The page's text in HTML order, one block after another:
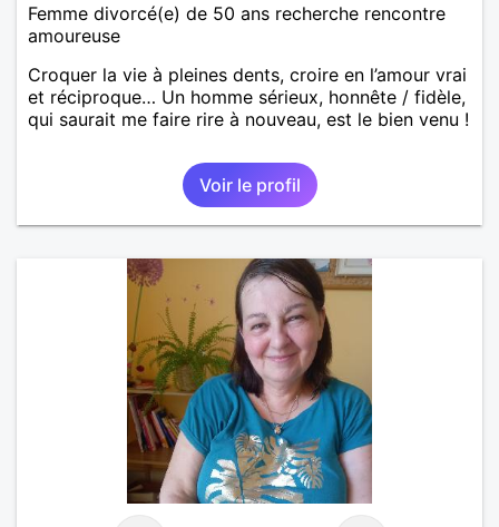
Femme divorcé(e) de 50 ans recherche rencontre
amoureuse
Croquer la vie à pleines dents, croire en l’amour vrai
et réciproque… Un homme sérieux, honnête / fidèle,
qui saurait me faire rire à nouveau, est le bien venu !
Voir le profil